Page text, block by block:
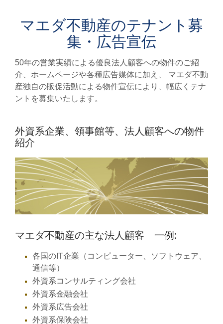
マエダ不動産のテナント募
集・広告宣伝
50年の営業実績による優良法人顧客への物件のご紹
介、ホームページや各種広告媒体に加え、 マエダ不動
産独自の販促活動による物件宣伝により、幅広くテナ
ントを募集いたします。
外資系企業、領事館等、法人顧客への物件
紹介
マエダ不動産の主な法人顧客 一例:
各国のIT企業（コンピューター、ソフトウェア、
通信等）
外資系コンサルティング会社
外資系金融会社
外資系広告会社
外資系保険会社